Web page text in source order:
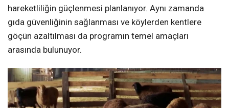
hareketliliğin güçlenmesi planlanıyor. Aynı zamanda
gıda güvenliğinin sağlanması ve köylerden kentlere
göçün azaltılması da programın temel amaçları
arasında bulunuyor.